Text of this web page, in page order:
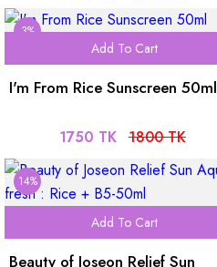
3%
Add To Cart
I'm From Rice Sunscreen 50ml
1750 TK 1800 TK
14%
Add To Cart
Beauty of Joseon Relief Sun